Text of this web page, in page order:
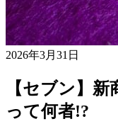
2026年3月31日
【セブン】
って何者!?